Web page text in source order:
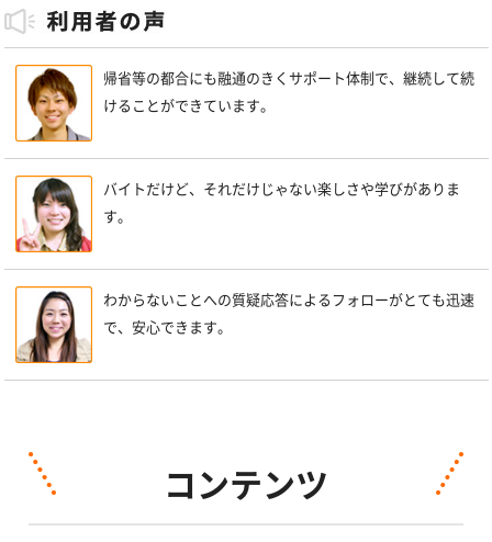
帰省等の都合にも融通のきくサポート体制で、継続して続
けることができています。
バイトだけど、それだけじゃない楽しさや学びがありま
す。
わからないことへの質疑応答によるフォローがとても迅速
で、安心できます。
コンテンツ